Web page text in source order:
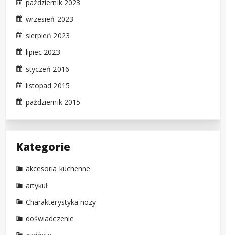
październik 2023
wrzesień 2023
sierpień 2023
lipiec 2023
styczeń 2016
listopad 2015
październik 2015
Kategorie
akcesoria kuchenne
artykuł
Charakterystyka nozy
doświadczenie